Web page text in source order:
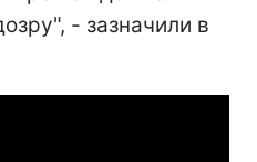
- зазначили в